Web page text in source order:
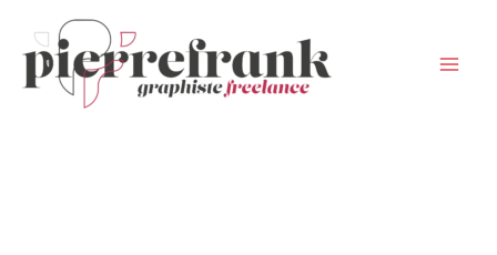
contenu